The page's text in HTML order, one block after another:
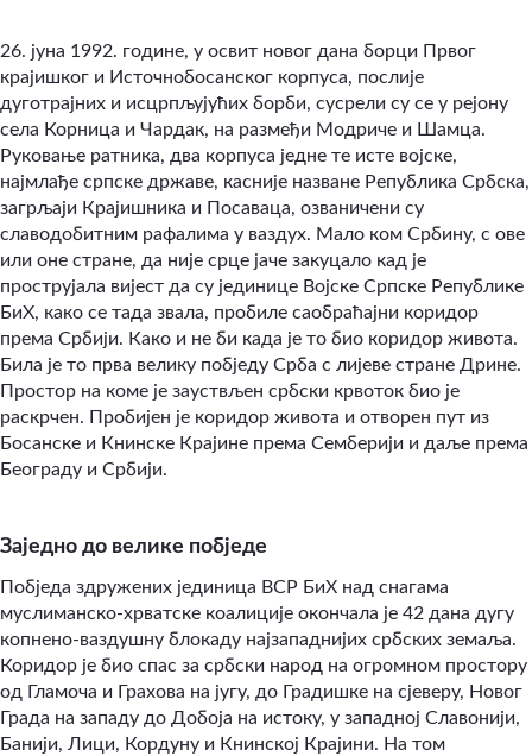
26. јуна 1992. године, у освит новог дана борци Првог
крајишког и Источнобосанског корпуса, послије
дуготрајних и исцрпљујућих борби, сусрели су се у рејону
села Корница и Чардак, на размеђи Модриче и Шамца.
Руковање ратника, два корпуса једне те исте војске,
најмлађе српске државе, касније назване Република Србска,
загрљаји Крајишника и Посаваца, озваничени су
славодобитним рафалима у ваздух. Мало ком Србину, с ове
или оне стране, да није срце јаче закуцало кад је
прострујала вијест да су јединице Војске Српске Републике
БиХ, како се тада звала, пробиле саобраћајни коридор
према Србији. Како и не би када је то био коридор живота.
Била је то прва велику побједу Срба с лијеве стране Дрине.
Простор на коме је зауствљен србски крвоток био је
раскрчен. Пробијен је коридор живота и отворен пут из
Босанске и Книнске Крајине према Семберији и даље према
Београду и Србији.
Заједно до велике побједе
Побједа здружених јединица ВСР БиХ над снагама
муслиманско-хрватске коалиције окончала је 42 дана дугу
копнено-ваздушну блокаду најзападнијих србских земаља.
Коридор је био спас за србски народ на огромном простору
од Гламоча и Грахова на југу, до Градишке на сјеверу, Новог
Града на западу до Добоја на истоку, у западној Славонији,
Банији, Лици, Кордуну и Книнској Крајини. На том